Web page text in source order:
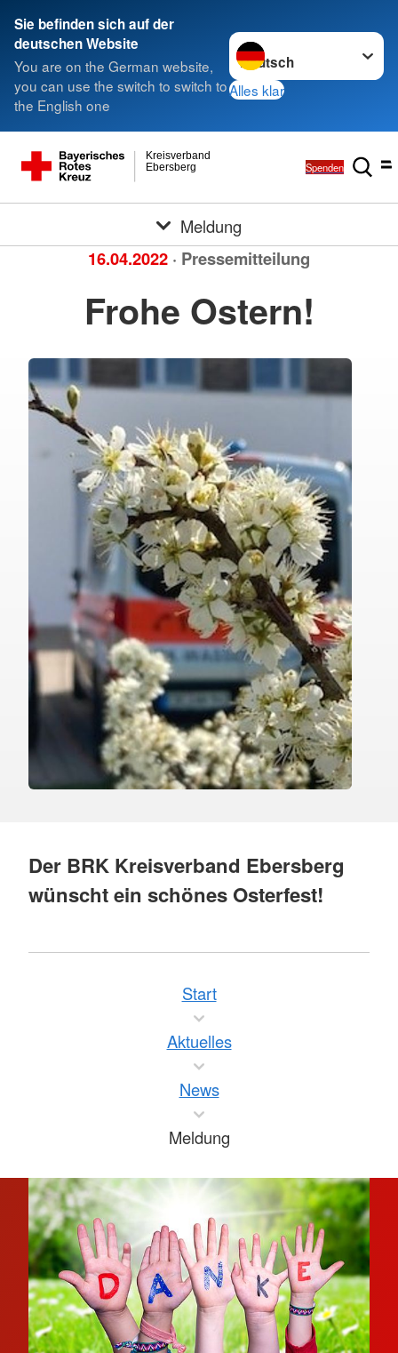
Sie befinden sich auf der
deutschen Website
You are on the German website,
you can use the switch to switch to
the English one
Sprache wechseln zu
Alles klar
Ebersberg
Kreisverband
Spenden
Meldung
16.04.2022 · Pressemitteilung
Frohe Ostern!
Der BRK Kreisverband Ebersberg
wünscht ein schönes Osterfest!
Start
Aktuelles
News
Meldung